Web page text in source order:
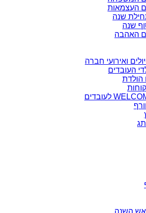
העצמאות
שנה
שנה
האהבה
ואירועי חברה
העובדים
הולדת
השנה